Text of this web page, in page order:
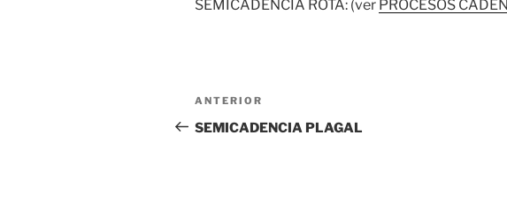
SEMICADENCIA ROTA: (ver PROCESOS
Navegación
de
Entrada
anterior:
ANTERIOR
SEMICADENCIA PLAGAL